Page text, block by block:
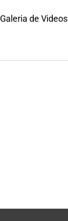
Galeria de Videos